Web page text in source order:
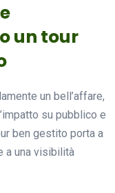
un tour
un bell’affare,
su pubblico e
ben gestito porta a
a una visibilità